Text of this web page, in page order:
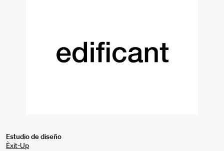
Estudio de diseño
Èxit-Up